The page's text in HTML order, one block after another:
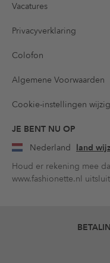
Vacatures
Privacyverklaring
Colofon
Algemene Voorwaarden
Cookie-instellingen
JE BENT NU OP
Nederland land
Houd er rekening mee
www.fashionette.nl